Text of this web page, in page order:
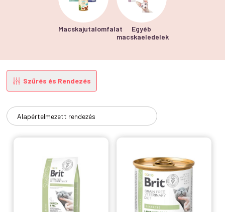
Macskajutalomfalat
Egyéb
macskaeledelek
Szűrés és Rendezés